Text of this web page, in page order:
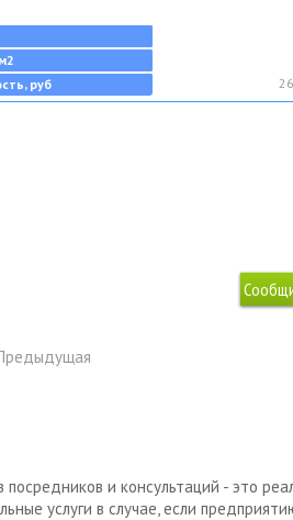
руб
посредников и консультаций - это
услуги в случае, если